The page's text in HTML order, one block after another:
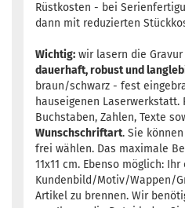
Rüstkosten - bei
dann mit reduzierten
Wichtig: wir lasern die
dauerhaft, robust und
braun/schwarz - fest
hauseigenen Laserwerkstatt.
Buchstaben, Zahlen, Texte
Wunschschriftart. Sie
frei wählen. Das maximale
11x11 cm. Ebenso möglich: Ihr
Kundenbild/Motiv/Wappen/
Artikel zu brennen. Wir